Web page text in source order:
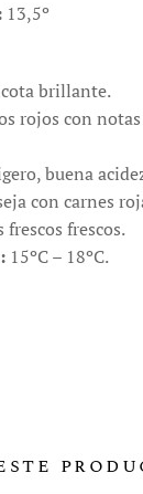
13,5º
brillante.
rojos con notas
buena
con carnes
frescos.
15ºC – 18ºC.